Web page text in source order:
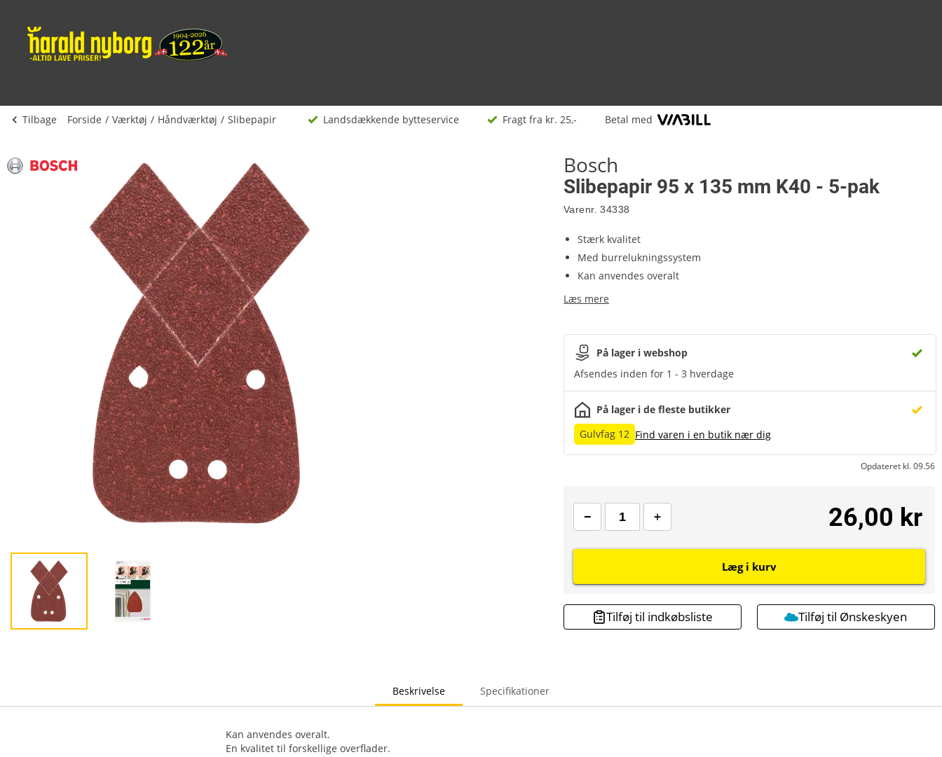
Tilbage Forside Værktøj Håndværktøj Slibepapir Landsdækkende bytteservice Fragt fra kr. 25,- Betal med
Bosch
Slibepapir 95 x 135 mm K40 - 5-pak
Varenr. 34338
Stærk kvalitet
Med burrelukningssystem
Kan anvendes overalt
Læs mere
På lager i webshop
Afsendes inden for 1 - 3 hverdage
På lager i de fleste butikker
Gulvfag 12 Find varen i en butik nær dig
Opdateret kl. 09.56
26,00 kr
Læg i kurv
Tilføj til indkøbsliste Tilføj til Ønskeskyen
Beskrivelse Specifikationer
Kan anvendes overalt.
En kvalitet til forskellige overflader.